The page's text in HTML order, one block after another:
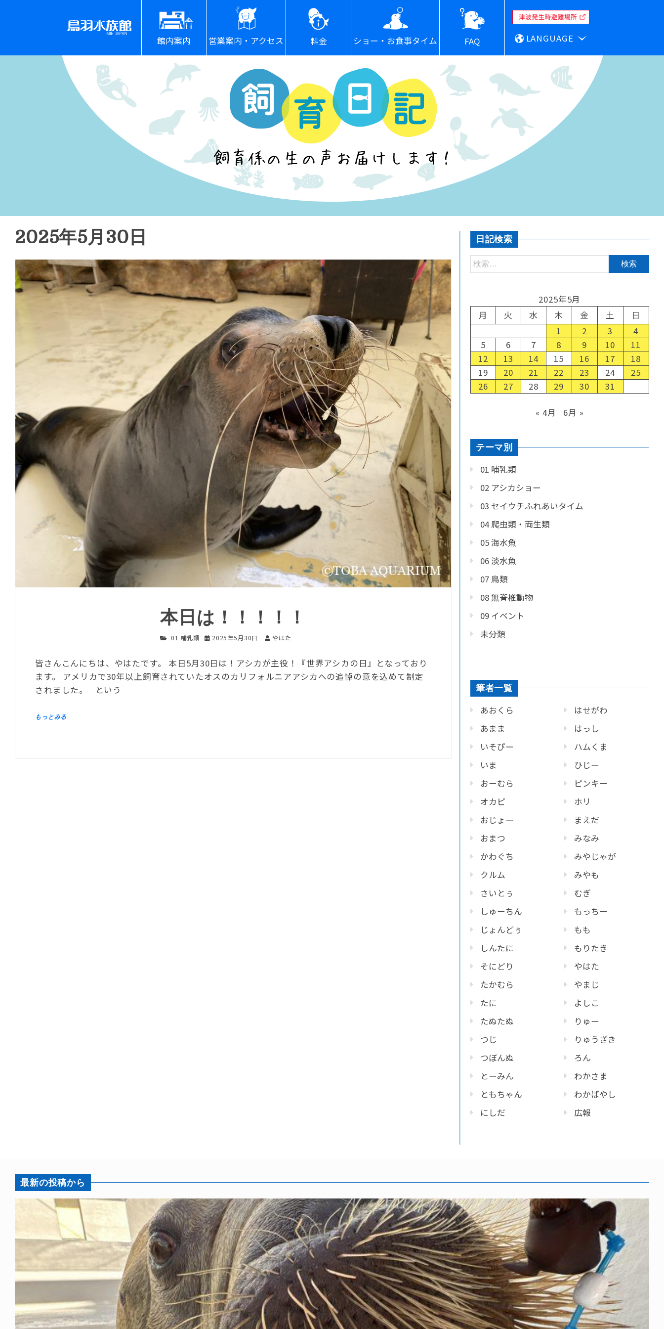
館内案内 営業案内・アクセス 料金 ショー・お食事タイム FAQ LANGUAGE
2025年5月30日
本日は！！！！！
01 哺乳類 2025年5月30日 やはた
皆さんこんにちは、やはたです。 本日5月30日は！アシカが主役！『世界アシカの日』となっており
ます。 アメリカで30年以上飼育されていたオスのカリフォルニアアシカへの追悼の意を込めて制定
されました。 という
日記検索
2025年5月
月
火 水 木 金 土
日
1
2 3
4
5
6 7 8 9 10
11
12
13 14 15 16 17
18
19
20 21 22 23 24
25
26
27 28 29 30 31
« 4月 6月 »
テーマ別
01 哺乳類
02 アシカショー
03 セイウチふれあいタイム
04 爬虫類・両生類
05 海水魚
06 淡水魚
07 鳥類
08 無脊椎動物
09 イベント
未分類
筆者一覧
あおくら
あまま
いそぴー
いま
おーむら
オカピ
おじょー
おまつ
かわぐち
クルム
さいとぅ
しゅーちん
じょんどぅ
しんたに
そにどり
たかむら
たに
たぬたぬ
つじ
つぼんぬ
とーみん
ともちゃん
にしだ
はせがわ
はっし
ハムくま
ひじー
ピンキー
ホリ
まえだ
みなみ
みやじゃが
みやも
むぎ
もっちー
もも
もりたき
やはた
やまじ
よしこ
りゅー
りゅうざき
ろん
わかさま
わかばやし
広報
最新の投稿から